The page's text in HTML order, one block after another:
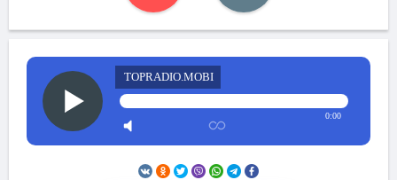
TOPRADIO.MOBI
0:00